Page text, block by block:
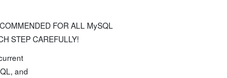
FOR ALL MySQL
STEP CAREFULLY!
and